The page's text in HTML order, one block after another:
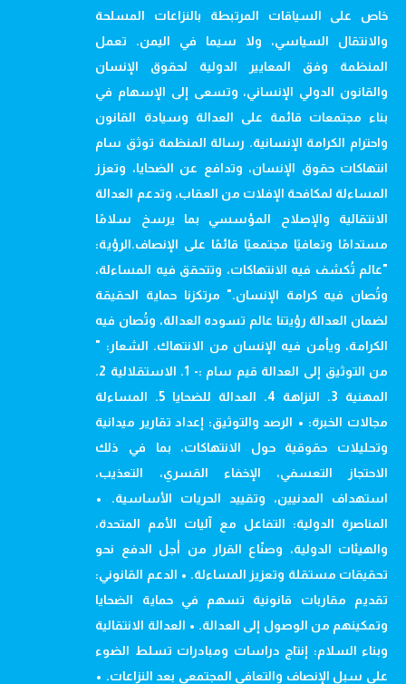
خاص على السياقات المرتبطة بالنزاعات المسلحة
والانتقال السياسي، ولا سيما في اليمن. تعمل
المنظمة وفق المعايير الدولية لحقوق الإنسان
والقانون الدولي الإنساني، وتسعى إلى الإسهام في
بناء مجتمعات قائمة على العدالة وسيادة القانون
واحترام الكرامة الإنسانية. رسالة المنظمة توثق سام
انتهاكات حقوق الإنسان، وتدافع عن الضحايا، وتعزز
المساءلة لمكافحة الإفلات من العقاب، وتدعم العدالة
الانتقالية والإصلاح المؤسسي بما يرسخ سلامًا
مستدامًا وتعافيًا مجتمعيًا قائمًا على الإنصاف.الرؤية:
"عالم تُكشف فيه الانتهاكات، وتتحقق فيه المساءلة،
وتُصان فيه كرامة الإنسان." مرتكزنا حماية الحقيقة
لضمان العدالة رؤيتنا عالم تسوده العدالة، وتُصان فيه
الكرامة، ويأمن فيه الإنسان من الانتهاك. الشعار: "
من التوثيق إلى العدالة قيم سام :- 1. الاستقلالية 2.
المهنية 3. النزاهة 4. العدالة للضحايا 5. المساءلة
مجالات الخبرة: • الرصد والتوثيق: إعداد تقارير ميدانية
وتحليلات حقوقية حول الانتهاكات، بما في ذلك
الاحتجاز التعسفي، الإخفاء القسري، التعذيب،
استهداف المدنيين، وتقييد الحريات الأساسية. •
المناصرة الدولية: التفاعل مع آليات الأمم المتحدة،
والهيئات الدولية، وصنّاع القرار من أجل الدفع نحو
تحقيقات مستقلة وتعزيز المساءلة. • الدعم القانوني:
تقديم مقاربات قانونية تسهم في حماية الضحايا
وتمكينهم من الوصول إلى العدالة. • العدالة الانتقالية
وبناء السلام: إنتاج دراسات ومبادرات تسلط الضوء
على سبل الإنصاف والتعافي المجتمعي بعد النزاعات. •